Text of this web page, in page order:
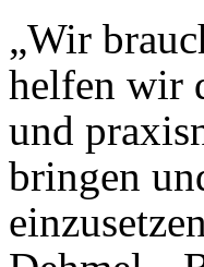
„Wir
helfen wir
und
bringen